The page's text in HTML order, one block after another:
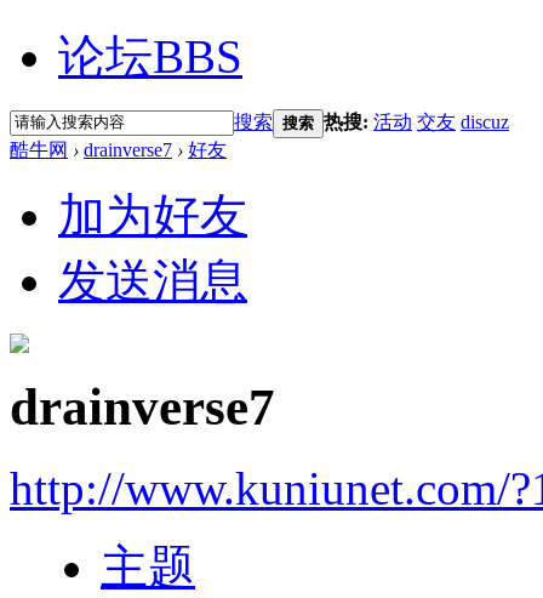
论坛BBS
搜索 搜索 热搜: 活动 交友 discuz
酷牛网 › drainverse7 › 好友
加为好友
发送消息
drainverse7
http://www.kuniunet.com/
主题